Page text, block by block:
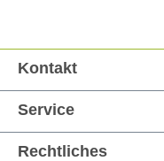
Kontakt
Service
Rechtliches